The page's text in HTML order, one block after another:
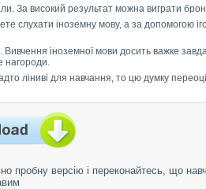
За високий результат можна виграти
слухати іноземну мову, а за допомогою
іноземної мови досить важке
нагороди.
ліниві для навчання, то цю думку
пробну версію і переконайтесь, що